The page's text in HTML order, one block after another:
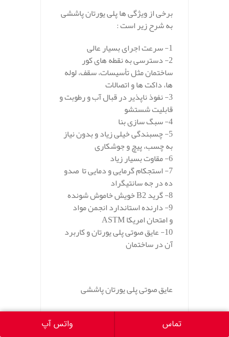
برخی از ویژگی ها پلی یورتان پاششی
به شرح زیر است :
1- سرعت اجرای بسیار عالی
2- دسترسی به نقطه های کور
ساختمان مثل تأسیسات، سقف، لوله
ها، داکت ها و اتصالات
3- نفوذ ناپذیر در قبال آب و رطوبت و
قابلیت شستشو
4- سبگ سازی بنا
5- چسبندگی خیلی زیاد و بدون نیاز
به چسب، پیچ و جوشکاری
6- مقاوت بسیار زیاد
7- استجکام گرمایی و دمایی تا صدو
ده در جه سانتیگراد
8- گرید B2 خویش خاموش شونده
9- دارنده استاندارد انجمن مواد
و امتحان امریکا ASTM
10- عایق صوتی پلی یورتان و کاربرد
آن در ساختمان
عایق صوتی پلی یورتان پاششی
تماس واتس آپ